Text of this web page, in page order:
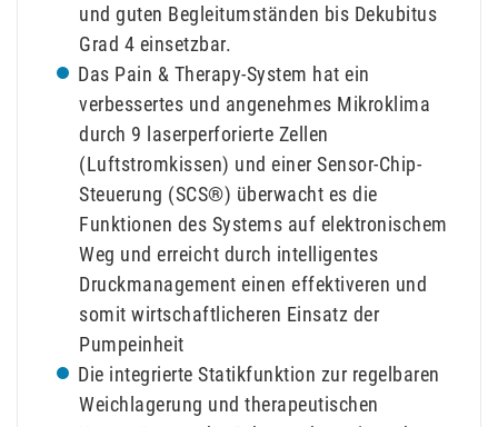
und guten Begleitumständen bis Dekubitus
Grad 4 einsetzbar.
Das Pain & Therapy-System hat ein
verbessertes und angenehmes Mikroklima
durch 9 laserperforierte Zellen
(Luftstromkissen) und einer Sensor-Chip-
Steuerung (SCS®) überwacht es die
Funktionen des Systems auf elektronischem
Weg und erreicht durch intelligentes
Druckmanagement einen effektiveren und
somit wirtschaftlicheren Einsatz der
Pumpeinheit
Die integrierte Statikfunktion zur regelbaren
Weichlagerung und therapeutischen